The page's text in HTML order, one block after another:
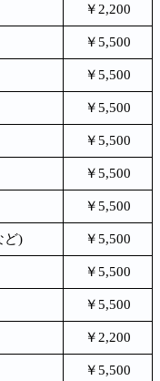
￥2,200
￥5,500
￥5,500
￥5,500
￥5,500
￥5,500
￥5,500
ど) ￥5,500
￥5,500
￥5,500
￥2,200
￥5,500